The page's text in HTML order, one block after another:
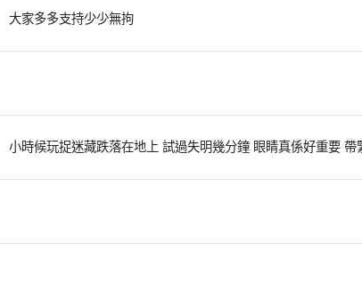
大家多多支持少少無拘
小時候玩捉迷藏跌落在地上 試過失明幾分鐘 眼睛真係好重要 帶